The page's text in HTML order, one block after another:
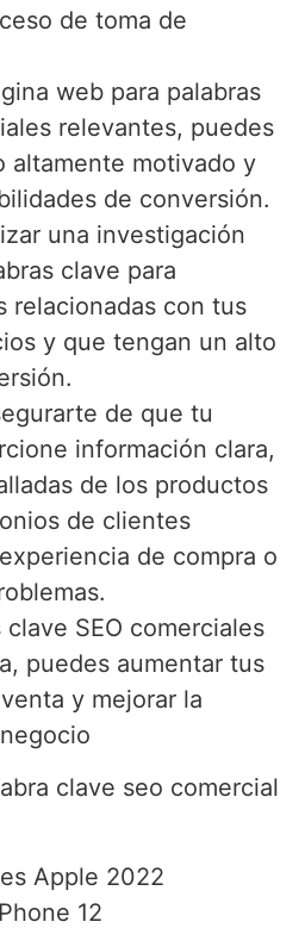
de toma de
web para palabras
relevantes, puedes
altamente motivado y
de conversión.
una investigación
clave para
relacionadas con tus
y que tengan un alto
de que tu
información clara,
de los productos
de clientes
de compra o
SEO comerciales
puedes aumentar tus
y mejorar la
clave seo comercial
Apple 2022
12